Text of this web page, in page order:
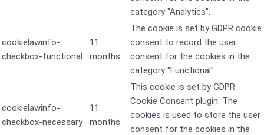
category "Analytics".
cookielawinfo-
checkbox-functional
11
months
The cookie is set by GDPR cookie
consent to record the user
consent for the cookies in the
category "Functional".
cookielawinfo-
checkbox-necessary
11
months
This cookie is set by GDPR
Cookie Consent plugin. The
cookies is used to store the user
consent for the cookies in the